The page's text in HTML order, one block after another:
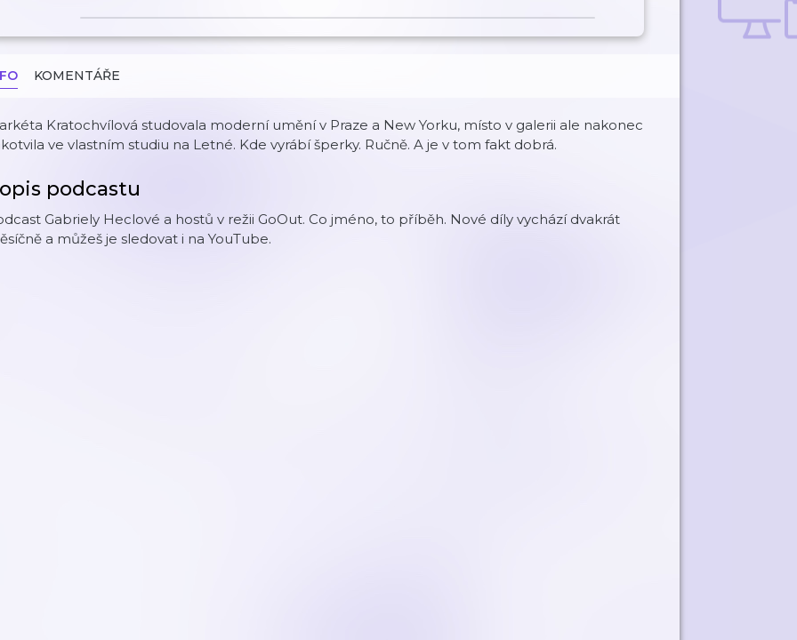
KOMENTÁŘE
Kratochvílová studovala moderní umění v Praze a New Yorku, místo v galerii ale nakonec
ve vlastním studiu na Letné. Kde vyrábí šperky. Ručně. A je v tom fakt dobrá.
podcastu
Gabriely Heclové a hostů v režii GoOut. Co jméno, to příběh. Nové díly vychází dvakrát
a můžeš je sledovat i na YouTube.